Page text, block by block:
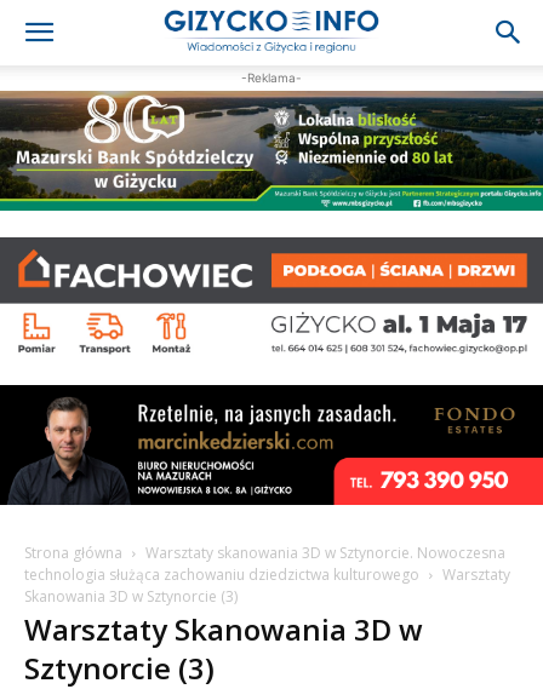
-Reklama-
Strona główna
Warsztaty skanowania 3D w Sztynorcie. Nowoczesna
technologia służąca zachowaniu dziedzictwa kulturowego
Warsztaty
Skanowania 3D w Sztynorcie (3)
Warsztaty Skanowania 3D w
Sztynorcie (3)